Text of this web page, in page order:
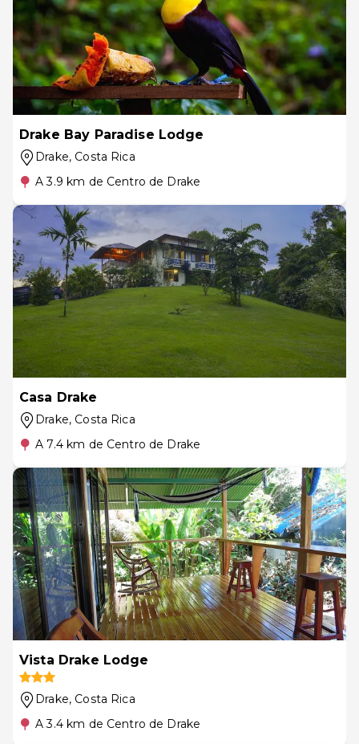
Drake Bay Paradise Lodge
Drake, Costa Rica
A 3.9 km de Centro de Drake
Casa Drake
Drake, Costa Rica
A 7.4 km de Centro de Drake
Vista Drake Lodge
Drake, Costa Rica
A 3.4 km de Centro de Drake